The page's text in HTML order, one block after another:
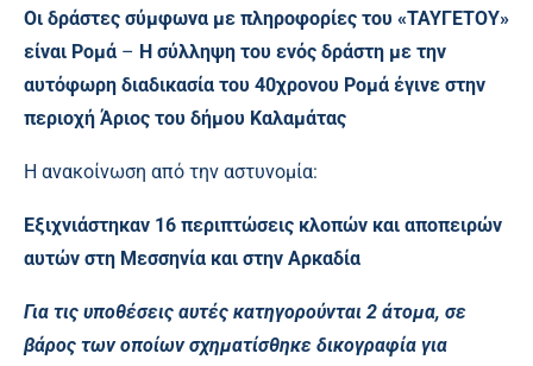
Οι δράστες σύμφωνα με πληροφορίες του «ΤΑΥΓΕΤΟΥ»
είναι Ρομά – Η σύλληψη του ενός δράστη με την
αυτόφωρη διαδικασία του 40χρονου Ρομά έγινε στην
περιοχή Άριος του δήμου Καλαμάτας
Η ανακοίνωση από την αστυνομία:
Εξιχνιάστηκαν 16 περιπτώσεις κλοπών και αποπειρών
αυτών στη Μεσσηνία και στην Αρκαδία
Για τις υποθέσεις αυτές κατηγορούνται 2 άτομα, σε
βάρος των οποίων σχηματίσθηκε δικογραφία για